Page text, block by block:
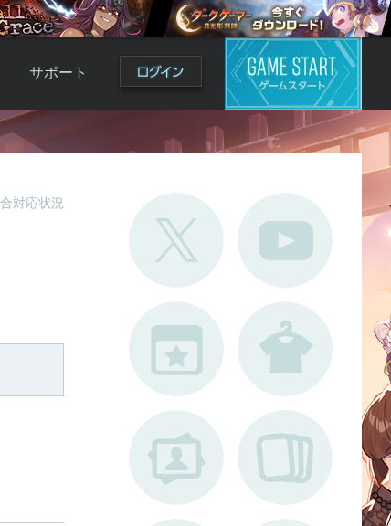
サポート
よくある質問
不具合対応状況
対応状況